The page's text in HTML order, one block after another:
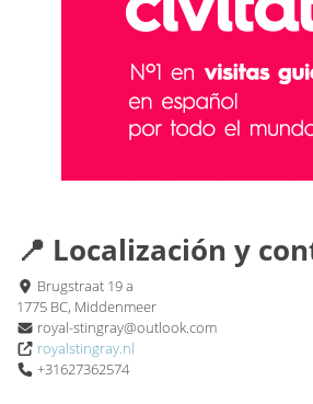
📍 Localización y
Brugstraat 19 a
1775 BC, Middenmeer
royal-stingray@outlook.com
royalstingray.nl
+31627362574